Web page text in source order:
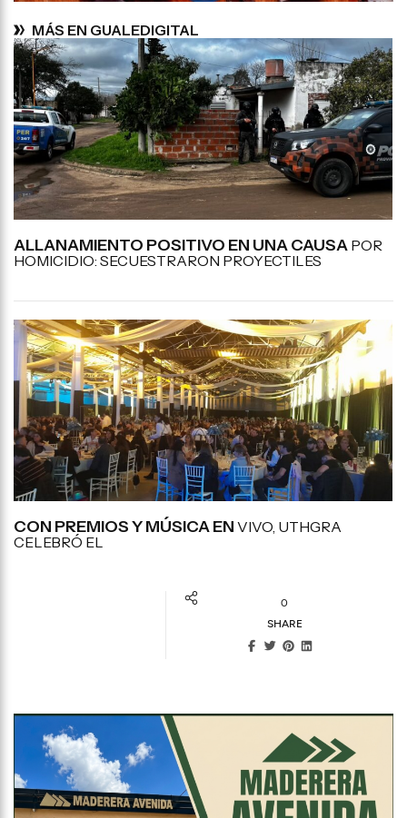
MÁS EN GUALEDIGITAL
ALLANAMIENTO POSITIVO EN UNA CAUSA POR
HOMICIDIO: SECUESTRARON PROYECTILES
CON PREMIOS Y MÚSICA EN VIVO, UTHGRA
CELEBRÓ EL
0
SHARE